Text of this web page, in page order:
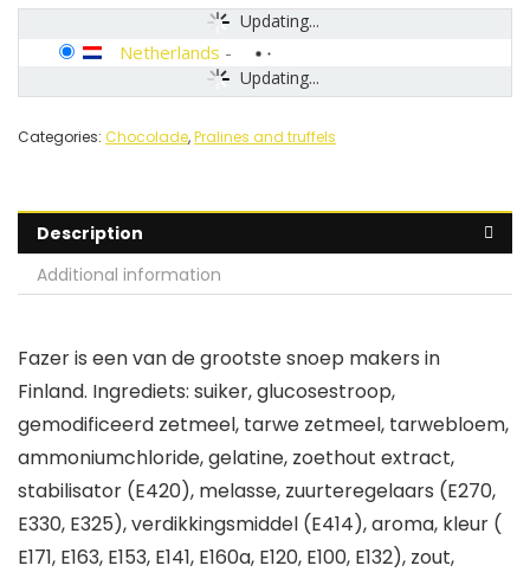
Updating...
Updating...
Netherlands -
Categories: Chocolade,Pralines and truffels
Description
Additional information
Fazer is een van de grootste snoep makers in
Finland. Ingrediets: suiker, glucosestroop,
gemodificeerd zetmeel, tarwe zetmeel, tarwebloem,
ammoniumchloride, gelatine, zoethout extract,
stabilisator (E420), melasse, zuurteregelaars (E270,
E330, E325), verdikkingsmiddel (E414), aroma, kleur (
E171, E163, E153, E141, E160a, E120, E100, E132), zout,